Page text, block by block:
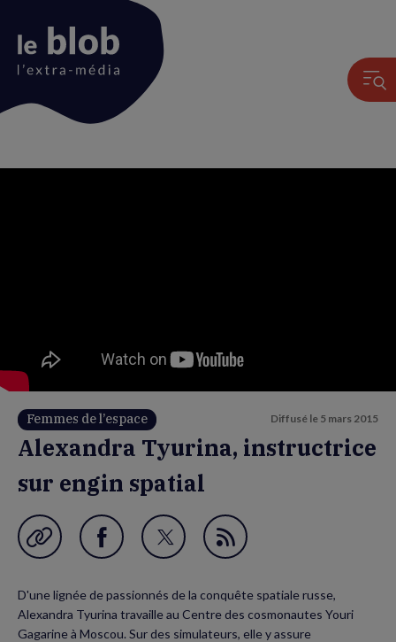
Femmes de l’espace Diffusé le 5 mars 2015
Alexandra Tyurina, instructrice
sur engin spatial
Garder en favori
Partager
Facebook
(nouvelle
Partager
Twitter
(nouvelle
Flux
D'une lignée de passionnés de la conquête spatiale russe,
Alexandra Tyurina travaille au Centre des cosmonautes Youri
Gagarine à Moscou. Sur des simulateurs, elle y assure